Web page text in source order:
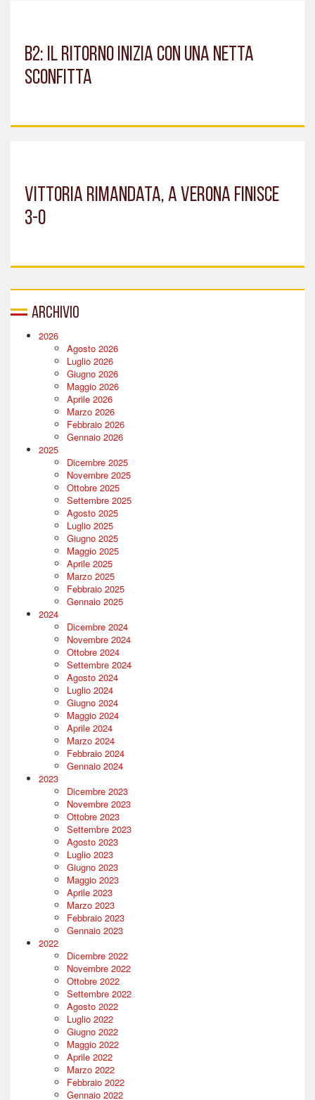
B2: il ritorno inizia con una netta
sconfitta
Vittoria rimandata, a Verona finisce
3-0
Archivio
2026
Agosto 2026
Luglio 2026
Giugno 2026
Maggio 2026
Aprile 2026
Marzo 2026
Febbraio 2026
Gennaio 2026
2025
Dicembre 2025
Novembre 2025
Ottobre 2025
Settembre 2025
Agosto 2025
Luglio 2025
Giugno 2025
Maggio 2025
Aprile 2025
Marzo 2025
Febbraio 2025
Gennaio 2025
2024
Dicembre 2024
Novembre 2024
Ottobre 2024
Settembre 2024
Agosto 2024
Luglio 2024
Giugno 2024
Maggio 2024
Aprile 2024
Marzo 2024
Febbraio 2024
Gennaio 2024
2023
Dicembre 2023
Novembre 2023
Ottobre 2023
Settembre 2023
Agosto 2023
Luglio 2023
Giugno 2023
Maggio 2023
Aprile 2023
Marzo 2023
Febbraio 2023
Gennaio 2023
2022
Dicembre 2022
Novembre 2022
Ottobre 2022
Settembre 2022
Agosto 2022
Luglio 2022
Giugno 2022
Maggio 2022
Aprile 2022
Marzo 2022
Febbraio 2022
Gennaio 2022